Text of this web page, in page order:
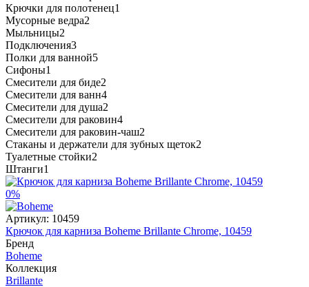
Крючки для полотенец1
Мусорные ведра2
Мыльницы2
Подключения3
Полки для ванной5
Сифоны1
Смесители для биде2
Смесители для ванн4
Смесители для душа2
Смесители для раковин4
Смесители для раковин-чаш2
Стаканы и держатели для зубных щеток2
Туалетные стойки2
Штанги1
0%
Артикул: 10459
Крючок для карниза Boheme Brillante Chrome, 10459
Бренд
Boheme
Коллекция
Brillante